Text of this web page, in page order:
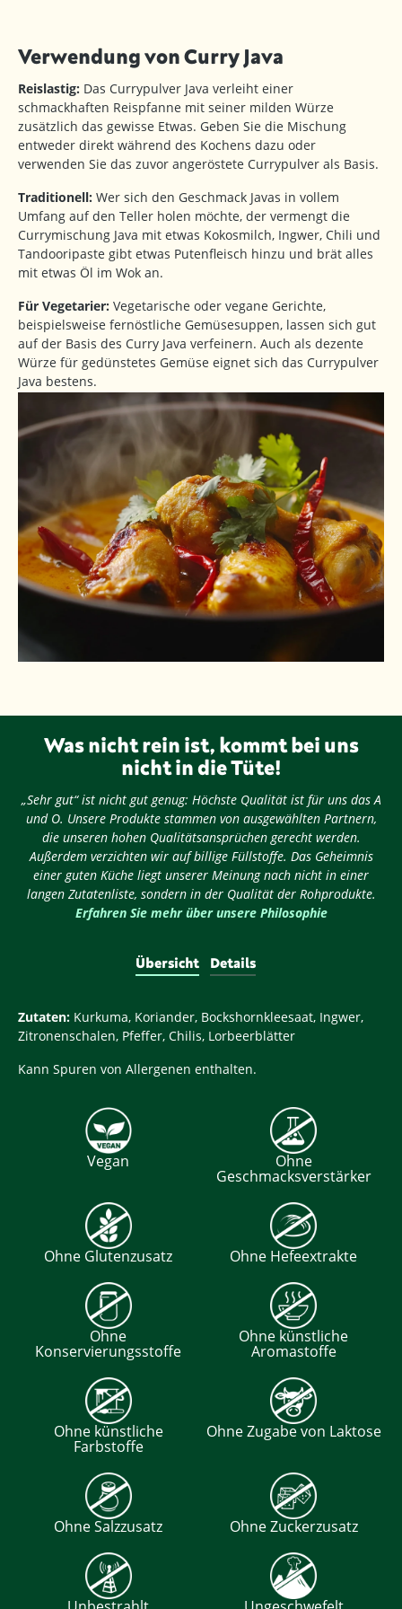
Verwendung von Curry Java
Reislastig: Das Currypulver Java verleiht einer
schmackhaften Reispfanne mit seiner milden Würze
zusätzlich das gewisse Etwas. Geben Sie die Mischung
entweder direkt während des Kochens dazu oder
verwenden Sie das zuvor angeröstete Currypulver als Basis.
Traditionell: Wer sich den Geschmack Javas in vollem
Umfang auf den Teller holen möchte, der vermengt die
Currymischung Java mit etwas Kokosmilch, Ingwer, Chili und
Tandooripaste gibt etwas Putenfleisch hinzu und brät alles
mit etwas Öl im Wok an.
Für Vegetarier: Vegetarische oder vegane Gerichte,
beispielsweise fernöstliche Gemüsesuppen, lassen sich gut
auf der Basis des Curry Java verfeinern. Auch als dezente
Würze für gedünstetes Gemüse eignet sich das Currypulver
Java bestens.
Was nicht rein ist, kommt bei uns
nicht in die Tüte!
„Sehr gut“ ist nicht gut genug: Höchste Qualität ist für uns das A
und O. Unsere Produkte stammen von ausgewählten Partnern,
die unseren hohen Qualitätsansprüchen gerecht werden.
Außerdem verzichten wir auf billige Füllstoffe. Das Geheimnis
einer guten Küche liegt unserer Meinung nach nicht in einer
langen Zutatenliste, sondern in der Qualität der Rohprodukte.
Erfahren Sie mehr über unsere Philosophie
Übersicht Details
Zutaten: Kurkuma, Koriander, Bockshornkleesaat, Ingwer,
Zitronenschalen, Pfeffer, Chilis, Lorbeerblätter
Kann Spuren von Allergenen enthalten.
Vegan Ohne
Geschmacksverstärker
Ohne Glutenzusatz Ohne Hefeextrakte
Ohne
Konservierungsstoffe
Ohne künstliche
Aromastoffe
Ohne künstliche
Farbstoffe
Ohne Zugabe von Laktose
Ohne Salzzusatz Ohne Zuckerzusatz